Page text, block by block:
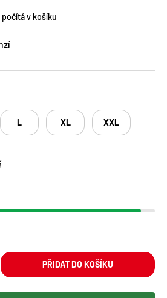
v košíku
L XL XXL
CS.CART.ITEMS.DECREASE_QUANTITY
MISSING:
PŘIDAT DO KOŠÍKU